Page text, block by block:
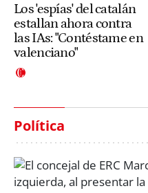
Los 'espías' del catalán
estallan ahora contra
las IAs: "Contéstame en
valenciano"
Política